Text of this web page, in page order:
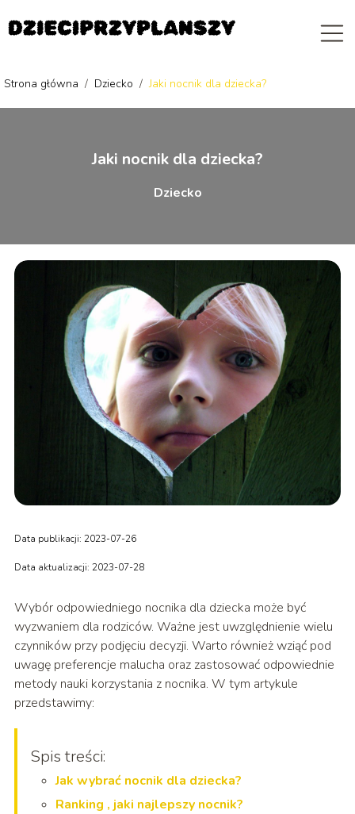
Strona główna / Dziecko /Jaki nocnik dla dziecka?
Jaki nocnik dla dziecka?
Dziecko
Data publikacji: 2023-07-26
Data aktualizacji: 2023-07-28
Wybór odpowiedniego nocnika dla dziecka może być
wyzwaniem dla rodziców. Ważne jest uwzględnienie wielu
czynników przy podjęciu decyzji. Warto również wziąć pod
uwagę preferencje malucha oraz zastosować odpowiednie
metody nauki korzystania z nocnika. W tym artykule
przedstawimy:
Spis treści:
Jak wybrać nocnik dla dziecka?
Ranking , jaki najlepszy nocnik?